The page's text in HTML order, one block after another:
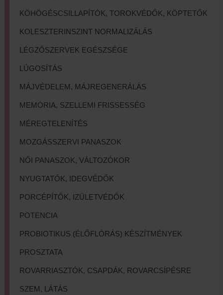
KÖHÖGÉSCSILLAPÍTÓK, TOROKVÉDŐK, KÖPTETŐK
KOLESZTERINSZINT NORMALIZÁLÁS
LÉGZŐSZERVEK EGÉSZSÉGE
LÚGOSÍTÁS
MÁJVÉDELEM, MÁJREGENERÁLÁS
MEMÓRIA, SZELLEMI FRISSESSÉG
MÉREGTELENÍTÉS
MOZGÁSSZERVI PANASZOK
NŐI PANASZOK, VÁLTOZÓKOR
NYUGTATÓK, IDEGVÉDŐK
PORCÉPÍTŐK, IZÜLETVÉDŐK
POTENCIA
PROBIOTIKUS (ÉLŐFLÓRÁS) KÉSZÍTMÉNYEK
PROSZTATA
ROVARRIASZTÓK, CSAPDÁK, ROVARCSÍPÉSRE
SZEM, LÁTÁS